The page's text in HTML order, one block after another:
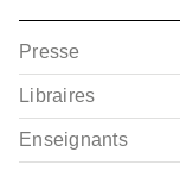
Presse
Libraires
Enseignants